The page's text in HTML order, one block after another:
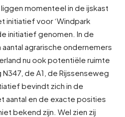
momenteel in de ijskast
initiatief voor ‘Windpark
initiatief genomen. In de
aantal agrarische ondernemers
nu ook potentiële ruimte
de A1, de Rijssenseweg
bevindt zich in de
aantal en de exacte posities
bekend zijn. Wel zien zij